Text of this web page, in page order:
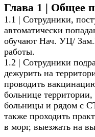
Глава 1 | Общее
1.1 | Сотрудники,
автоматически
обучают Нач. УЦ/
работы.
1.2 | Сотрудники
дежурить на
проводить
больнице
больницы и рядом с
также проходить
в морг, выезжать на